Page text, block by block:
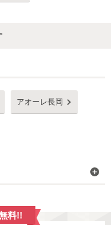
アオーレ長岡
料!!